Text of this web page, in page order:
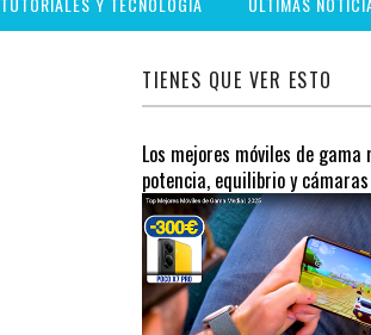
TIENES QUE VER ESTO
Los mejores móviles de
potencia, equilibrio y